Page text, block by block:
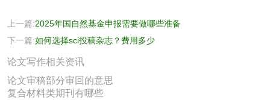
上一篇:2025年国自然基金申报需要做哪些准备
下一篇:如何选择sci投稿杂志？费用多少
论文写作相关资讯
论文审稿部分审回的意思
复合材料类期刊有哪些